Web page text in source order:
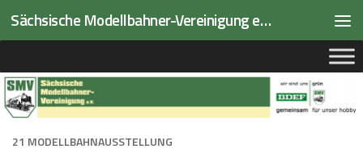
Zum Inhalt springen Sächsische Modellbahner-Vereinigung e.V.
21 MODELLBAHNAUSSTELLUNG